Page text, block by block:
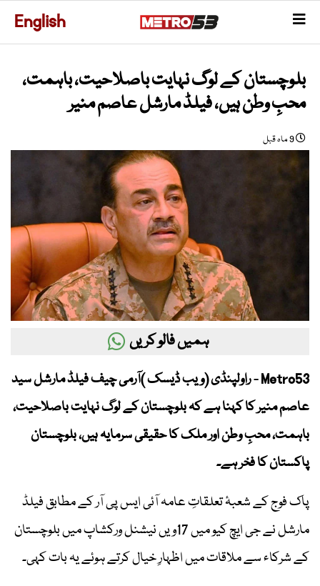
English
بلوچستان کے لوگ نہایت باصلاحیت، باہمت،
محبِ وطن ہیں، فیلڈ مارشل عاصم منیر
9 ماہ قبل
ہمیں فالو کریں
Metro53 - راولپنڈی (ویب ڈیسک )آرمی چیف فیلڈ مارشل سید
عاصم منیر کا کہنا ہے کہ بلوچستان کے لوگ نہایت باصلاحیت،
باہمت، محبِ وطن اور ملک کا حقیقی سرمایہ ہیں، بلوچستان
پاکستان کا فخر ہے۔
پاک فوج کے شعبۂ تعلقاتِ عامہ آئی ایس پی آر کے مطابق فیلڈ
مارشل نے جی ایچ کیو میں 17ویں نیشنل ورکشاپ میں بلوچستان
کے شرکاء سے ملاقات میں اظہارِ خیال کرتے ہوئے یہ بات کہی۔